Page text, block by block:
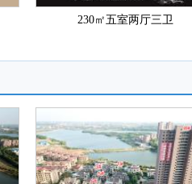
230㎡五室两厅三卫